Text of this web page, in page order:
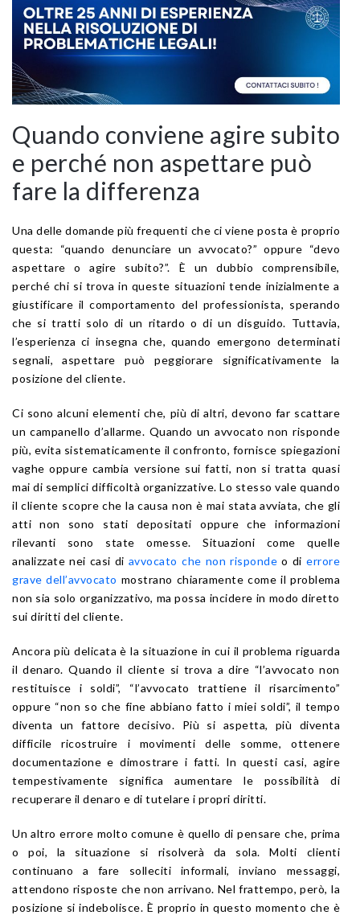
Quando conviene agire subito
e perché non aspettare può
fare la differenza
Una delle domande più frequenti che ci viene posta è proprio
questa: “quando denunciare un avvocato?” oppure “devo
aspettare o agire subito?”. È un dubbio comprensibile,
perché chi si trova in queste situazioni tende inizialmente a
giustificare il comportamento del professionista, sperando
che si tratti solo di un ritardo o di un disguido. Tuttavia,
l’esperienza ci insegna che, quando emergono determinati
segnali, aspettare può peggiorare significativamente la
posizione del cliente.
Ci sono alcuni elementi che, più di altri, devono far scattare
un campanello d’allarme. Quando un avvocato non risponde
più, evita sistematicamente il confronto, fornisce spiegazioni
vaghe oppure cambia versione sui fatti, non si tratta quasi
mai di semplici difficoltà organizzative. Lo stesso vale quando
il cliente scopre che la causa non è mai stata avviata, che gli
atti non sono stati depositati oppure che informazioni
rilevanti sono state omesse. Situazioni come quelle
analizzate nei casi di avvocato che non risponde o dierrore
grave dell’avvocato mostrano chiaramente come il problema
non sia solo organizzativo, ma possa incidere in modo diretto
sui diritti del cliente.
Ancora più delicata è la situazione in cui il problema riguarda
il denaro. Quando il cliente si trova a dire “l’avvocato non
restituisce i soldi”, “l’avvocato trattiene il risarcimento”
oppure “non so che fine abbiano fatto i miei soldi”, il tempo
diventa un fattore decisivo. Più si aspetta, più diventa
difficile ricostruire i movimenti delle somme, ottenere
documentazione e dimostrare i fatti. In questi casi, agire
tempestivamente significa aumentare le possibilità di
recuperare il denaro e di tutelare i propri diritti.
Un altro errore molto comune è quello di pensare che, prima
o poi, la situazione si risolverà da sola. Molti clienti
continuano a fare solleciti informali, inviano messaggi,
attendono risposte che non arrivano. Nel frattempo, però, la
posizione si indebolisce. È proprio in questo momento che è